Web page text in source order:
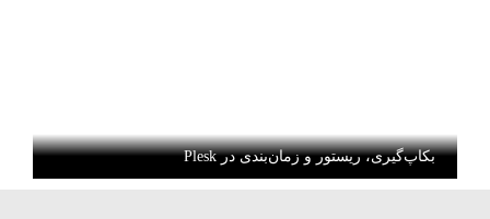
بکاپ‌گیری، ریستور و زمان‌بندی در Plesk